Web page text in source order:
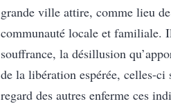
grande ville attire, comme lieu
communauté locale et familiale.
souffrance, la désillusion
de la libération espérée, celles-
regard des autres enferme ces